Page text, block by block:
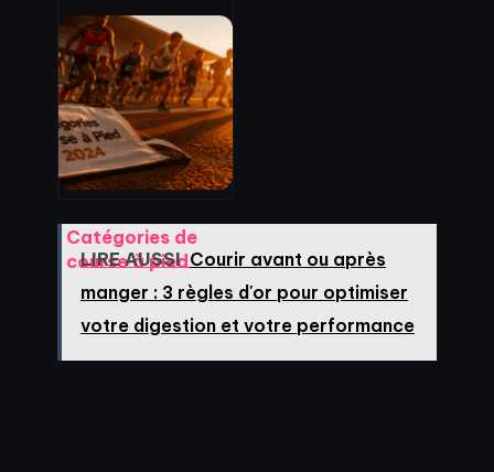
Catégories de
course à pied
2024 : 10 paliers
de distance
officielles
LIRE AUSSI Courir avant ou après
manger : 3 règles d'or pour optimiser
votre digestion et votre performance